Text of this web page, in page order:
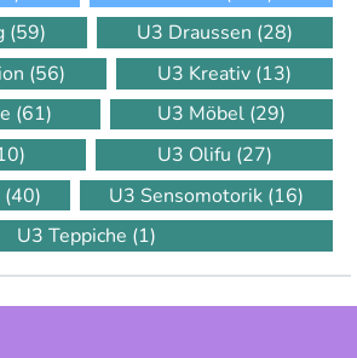
(59) U3 Draussen (28)
(56) U3 Kreativ (13)
(61) U3 Möbel (29)
U3 Olifu (27)
(40) U3 Sensomotorik (16)
U3 Teppiche (1)